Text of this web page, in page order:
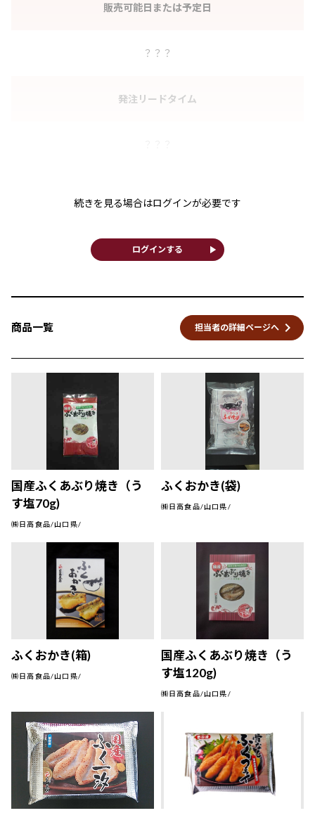
販売可能日または予定日
？？？
発注リードタイム
続きを見る場合はログインが必要です
ログインする play_arrow
商品一覧 担当者の詳細ページへ keyboard_arrow_right
国産ふくあぶり焼き（う
す塩70g)
㈱日高食品/山口県/
ふくおかき(袋)
㈱日高食品/山口県/
ふくおかき(箱)
㈱日高食品/山口県/
国産ふくあぶり焼き（う
す塩120g)
㈱日高食品/山口県/